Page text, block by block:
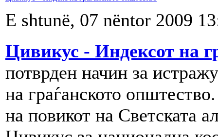
E shtunë, 07 nëntor 2009
Цивикус - Индексот на
потврден начин за
на граѓанското
на повикот на Светската